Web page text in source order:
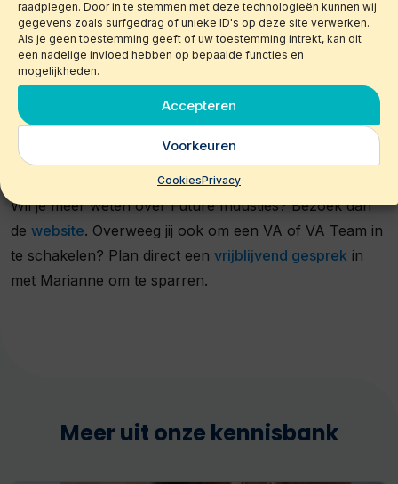
raadplegen. Door in te stemmen met deze technologieën kunnen wij
gegevens zoals surfgedrag of unieke ID's op deze site verwerken.
Als je geen toestemming geeft of uw toestemming intrekt, kan dit
een nadelige invloed hebben op bepaalde functies en
mogelijkheden.
Accepteren
Voorkeuren
CookiesPrivacy
groeibestendiger wordt, je kunt pieken beter opvangen.
Op afstand werken is de nieuwe standaard en dat zorgt
automatisch voor meer structuur en voor een andere
dynamiek binnen ons bedrijf. Het heeft voor nieuwe
energie gezorgd en letterlijk de sleur weggehaald.
Meer info?
Wil je meer weten over Future Industies? Bezoek dan
de website. Overweeg jij ook om een VA of VA Team in
te schakelen? Plan direct een vrijblijvend gesprek in
met Marianne om te sparren.
Meer uit onze kennisbank